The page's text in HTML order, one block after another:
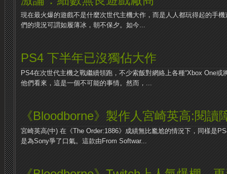
現在最火爆的遊戲不是什麼次世代主機大作，而是人人都玩得起的手
們的境況可謂如履薄冰，朝不保夕。如今...
PS4 下半年已沒獨佔大作
PS4在次世代主機之戰繼續領跑，不少索飯對網絡上各種“Xbox One或
他們看來，這是一個不可能的事情。然而，...
《Bloodborne》製作人宮崎英高:閱讀
宮崎英高(中) 在《The Order:1886》成績無比尷尬的情況下，同樣是
是為Sony爭了口氣。這款由From Softwar...